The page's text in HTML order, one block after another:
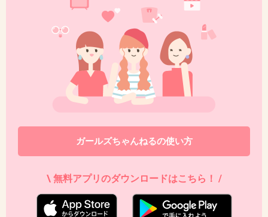
ガールズちゃんねるの使い方
\ 無料アプリのダウンロードはこちら！ /